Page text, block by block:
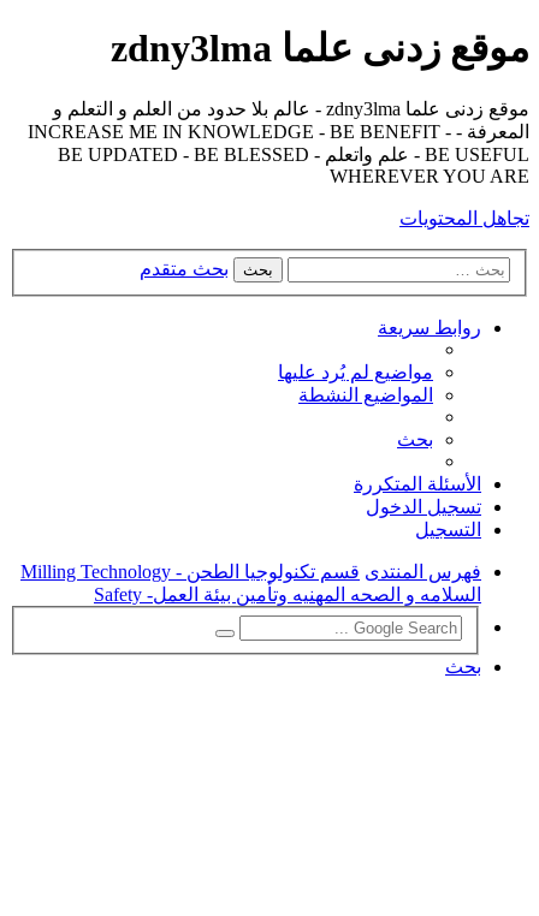
موقع زدنى علما zdny3lma
موقع زدنى علما zdny3lma - عالم بلا حدود من العلم و التعلم و
المعرفة - INCREASE ME IN KNOWLEDGE - BE BENEFIT -
BE USEFUL - علم واتعلم - BE UPDATED - BE BLESSED
WHEREVER YOU ARE
تجاهل المحتويات
بحث بحث متقدم
روابط سريعة
مواضيع لم يُرد عليها
المواضيع النشطة
بحث
الأسئلة المتكررة
تسجيل الدخول
التسجيل
فهرس المنتدى قسم تكنولوجيا الطحن - Milling Technology
السلامه و الصحه المهنيه وتأمين بيئة العمل- Safety
بحث